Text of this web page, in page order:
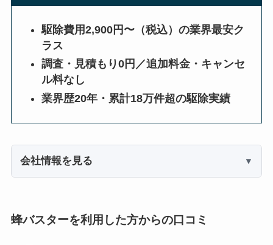
駆除費用2,900円〜（税込）の業界最安ク
ラス
調査・見積もり0円／追加料金・キャンセ
ル料なし
業界歴20年・累計18万件超の駆除実績
会社情報を見る
蜂バスターを利用した方からの口コミ